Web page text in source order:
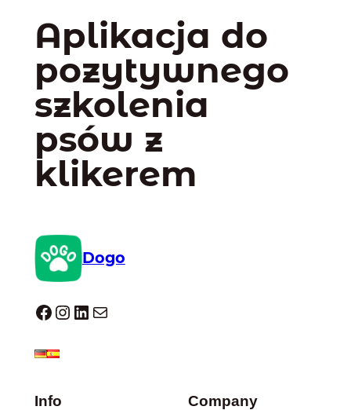
Aplikacja do
pozytywnego
szkolenia
psów z
klikerem
Dogo
Dogo facebook InstagramLinkedIn Mail
Info Company